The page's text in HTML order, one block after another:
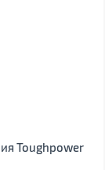
Toughpower